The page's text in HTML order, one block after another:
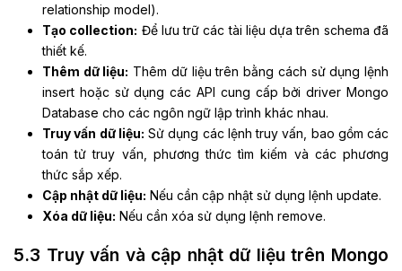
relationship model).
Tạo collection: Để lưu trữ các tài liệu dựa trên schema đã
thiết kế.
Thêm dữ liệu: Thêm dữ liệu trên bằng cách sử dụng lệnh
insert hoặc sử dụng các API cung cấp bởi driver Mongo
Database cho các ngôn ngữ lập trình khác nhau.
Truy vấn dữ liệu: Sử dụng các lệnh truy vấn, bao gồm các
toán tử truy vấn, phương thức tìm kiếm và các phương
thức sắp xếp.
Cập nhật dữ liệu: Nếu cần cập nhật sử dụng lệnh update.
Xóa dữ liệu: Nếu cần xóa sử dụng lệnh remove.
5.3 Truy vấn và cập nhật dữ liệu trên Mongo